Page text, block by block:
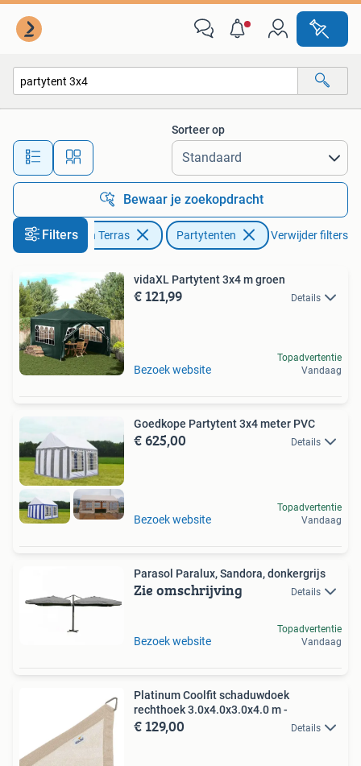
Alle afstanden…
Sorteer op
Bewaar je zoekopdracht
FiltersTuin en Terras Partytenten Verwijder filters
vidaXL Partytent 3x4 m groen
€ 121,99 Details
Bezoek website
Topadvertentie
Vandaag
Goedkope Partytent 3x4 meter PVC
€ 625,00 Details
Bezoek website
Topadvertentie
Vandaag
Parasol Paralux, Sandora, donkergrijs
Zie omschrijving Details
Bezoek website
Topadvertentie
Vandaag
Platinum Coolfit schaduwdoek
rechthoek 3.0x4.0x3.0x4.0 m -
€ 129,00 Details